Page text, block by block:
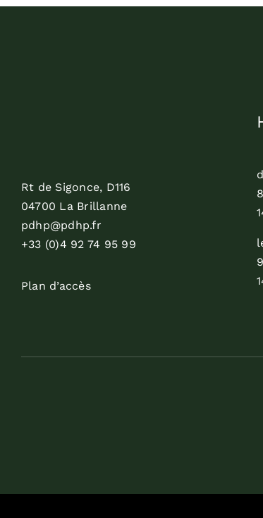
Rt de Sigonce, D116
04700 La Brillanne
pdhp@pdhp.fr
+33 (0)4 92 74 95 99
Plan d’accès